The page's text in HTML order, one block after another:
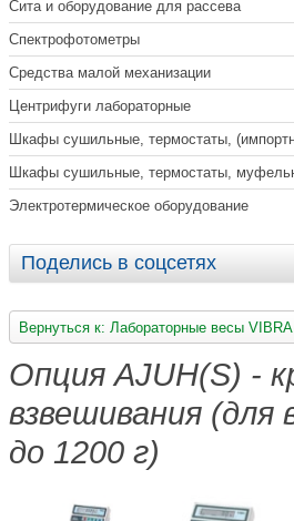
Сита и оборудование для рассева
Спектрофотометры
Средства малой механизации
Центрифуги лабораторные
Шкафы сушильные, термостаты,
Шкафы сушильные, термостаты,
Электротермическое оборудование
Поделись в соцсетях
Вернуться к: Лабораторные весы
Опция AJUH(S) -
взвешивания (для
до 1200 г)